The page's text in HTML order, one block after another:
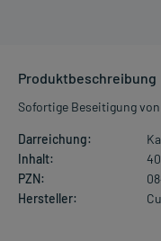
Produktbeschreibung
Sofortige Beseitigung
Darreichung:
Inhalt:
PZN:
Hersteller: